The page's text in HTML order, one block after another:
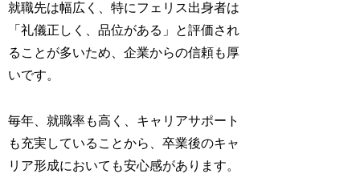
就職先は幅広く、特にフェリス出身者は
「礼儀正しく、品位がある」
と評価され
ることが多いため、企業からの信頼も厚
いです。
毎年、就職率も高く、キャリアサポート
も充実していることから、卒業後のキャ
リア形成においても安心感があります。